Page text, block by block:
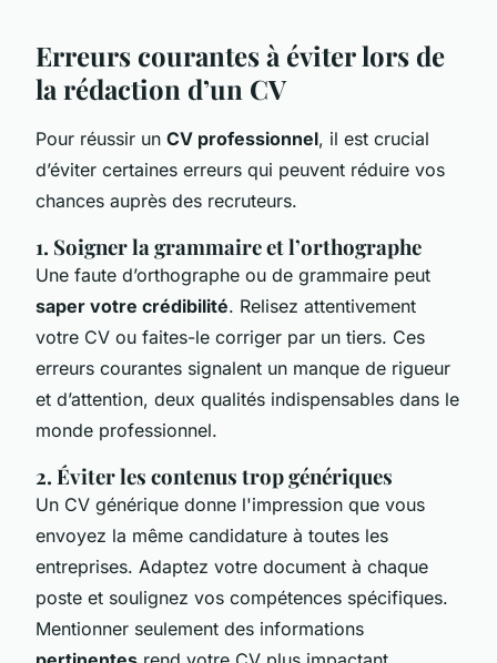
Erreurs courantes à éviter lors de
la rédaction d’un CV
Pour réussir un CV professionnel, il est crucial
d’éviter certaines erreurs qui peuvent réduire vos
chances auprès des recruteurs.
1. Soigner la grammaire et l’orthographe
Une faute d’orthographe ou de grammaire peut
saper votre crédibilité. Relisez attentivement
votre CV ou faites-le corriger par un tiers. Ces
erreurs courantes signalent un manque de rigueur
et d’attention, deux qualités indispensables dans le
monde professionnel.
2. Éviter les contenus trop génériques
Un CV générique donne l'impression que vous
envoyez la même candidature à toutes les
entreprises. Adaptez votre document à chaque
poste et soulignez vos compétences spécifiques.
Mentionner seulement des informations